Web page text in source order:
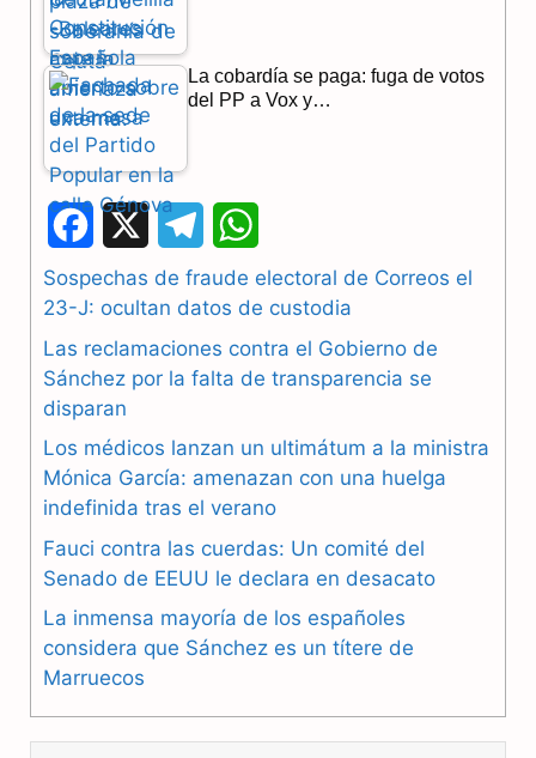
La cobardía se paga: fuga de votos
del PP a Vox y…
a
c
e
b
o
o
k
e
l
e
r
a
m
h
a
t
A
p
p
Sospechas de fraude electoral de Correos el
23-J: ocultan datos de custodia
Las reclamaciones contra el Gobierno de
Sánchez por la falta de transparencia se
disparan
Los médicos lanzan un ultimátum a la ministra
Mónica García: amenazan con una huelga
indefinida tras el verano
Fauci contra las cuerdas: Un comité del
Senado de EEUU le declara en desacato
La inmensa mayoría de los españoles
considera que Sánchez es un títere de
Marruecos